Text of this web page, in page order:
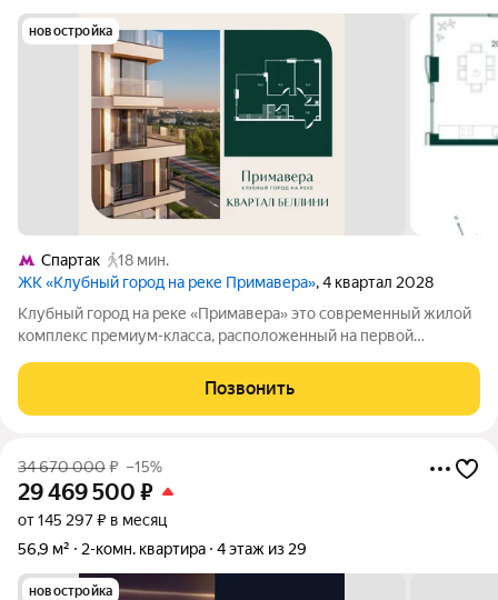
новостройка
Спартак
18 мин.
ЖК «Клубный город на реке Примавера», 4 квартал 2028
Клубный город на реке «Примавера» это современный жилой
комплекс премиум-класса, расположенный на первой
Покровское-Стрешнево. Под панорамными окнами квартир
находится собственный экопарк с
Позвонить
34 670 000₽ –15%
29 469 500 ₽
от 145 297 ₽ в месяц
56,9 м²
2-комн. квартира 4 этаж из 29
новостройка